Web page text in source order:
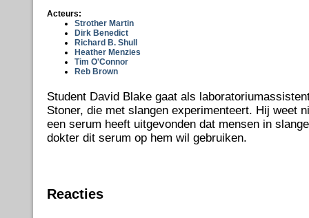
Acteurs:
Strother Martin
Dirk Benedict
Richard B. Shull
Heather Menzies
Tim O'Connor
Reb Brown
Student David Blake gaat als
Stoner, die met slangen experimenteert. Hij weet
een serum heeft uitgevonden dat mensen in
dokter dit serum op hem wil gebruiken.
Reacties